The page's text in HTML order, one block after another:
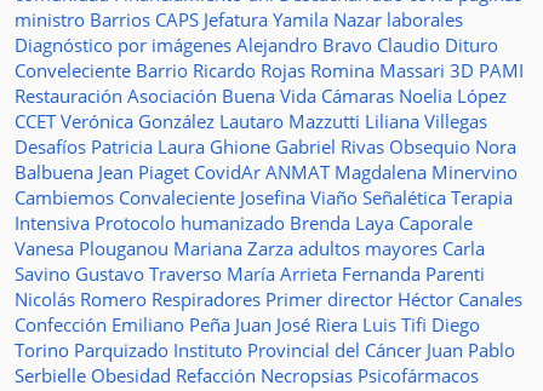
ministro Barrios CAPS Jefatura Yamila Nazar laborales
Diagnóstico por imágenes Alejandro Bravo Claudio Dituro
Conveleciente Barrio Ricardo Rojas Romina Massari 3D PAMI
Restauración Asociación Buena Vida Cámaras Noelia López
CCETVerónica González Lautaro Mazzutti Liliana Villegas
Desafíos Patricia Laura Ghione Gabriel Rivas Obsequio Nora
Balbuena Jean Piaget CovidAr ANMAT Magdalena Minervino
Cambiemos Convaleciente Josefina Viaño Señalética Terapia
Intensiva Protocolo humanizado Brenda Laya Caporale
Vanesa Plouganou Mariana Zarza adultos mayores Carla
Savino Gustavo Traverso María Arrieta Fernanda Parenti
Nicolás Romero Respiradores Primer director Héctor Canales
Confección Emiliano Peña Juan José Riera Luis Tifi Diego
Torino Parquizado Instituto Provincial del Cáncer Juan Pablo
Serbielle Obesidad Refacción Necropsias Psicofármacos